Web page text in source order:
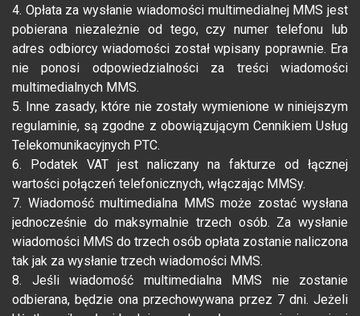
4. Opłata za wysłanie wiadomości multimedialnej MMS jest
pobierana niezależnie od tego, czy numer telefonu lub
adres odbiorcy wiadomości został wpisany poprawnie. Era
nie ponosi odpowiedzialności za treści wiadomości
multimedialnych MMS.
5. Inne zasady, które nie zostały wymienione w niniejszym
regulaminie, są zgodne z obowiązującym Cennikiem Usług
Telekomunikacyjnych PTC.
6. Podatek VAT jest naliczany na fakturze od łącznej
wartości połączeń telefonicznych, włączając MMSy.
7. Wiadomość multimedialna MMS może zostać wysłana
jednocześnie do maksymalnie trzech osób. Za wysłanie
wiadomości MMS do trzech osób opłata zostanie naliczona
tak jak za wysłanie trzech wiadomości MMS.
8. Jeśli wiadomość multimedialna MMS nie zostanie
odbierana, będzie ona przechowywana przez 7 dni. Jeżeli